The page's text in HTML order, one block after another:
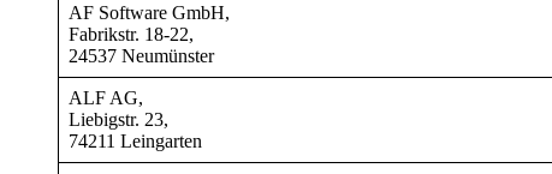
AF Software GmbH,
Fabrikstr. 18-22,
24537 Neumünster
ALF AG,
Liebigstr. 23,
74211 Leingarten